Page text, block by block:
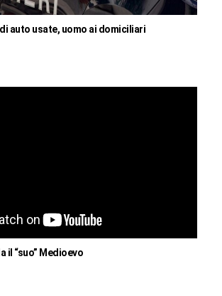
auto usate, uomo ai domiciliari
il “suo” Medioevo